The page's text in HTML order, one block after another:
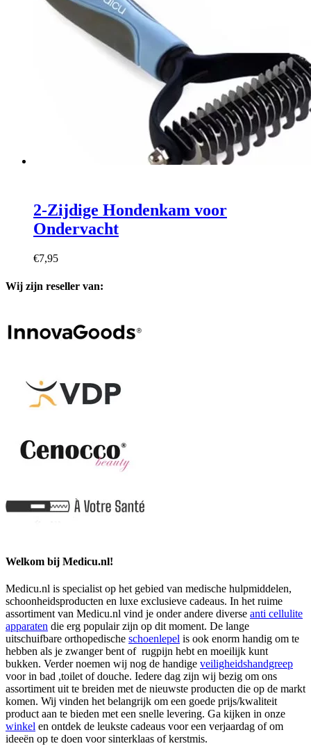
2-Zijdige Hondenkam voor
Ondervacht
€7,95
Wij zijn reseller van:
Welkom bij Medicu.nl!
Medicu.nl is specialist op het gebied van medische hulpmiddelen,
schoonheidsproducten en luxe exclusieve cadeaus. In het ruime
assortiment van Medicu.nl vind je onder andere diverse anti cellulite
apparaten die erg populair zijn op dit moment. De lange
uitschuifbare orthopedische schoenlepel is ook enorm handig om te
hebben als je zwanger bent of rugpijn hebt en moeilijk kunt
bukken. Verder noemen wij nog de handige veiligheidshandgreep
voor in bad ,toilet of douche. Iedere dag zijn wij bezig om ons
assortiment uit te breiden met de nieuwste producten die op de markt
komen. Wij vinden het belangrijk om een goede prijs/kwaliteit
product aan te bieden met een snelle levering. Ga kijken in onze
winkel en ontdek de leukste cadeaus voor een verjaardag of om
ideeën op te doen voor sinterklaas of kerstmis.